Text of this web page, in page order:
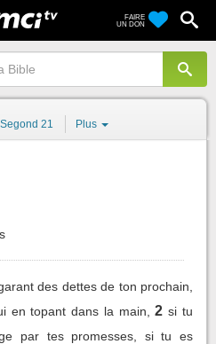
FAIRE
UN DON
Segond 21 Plus
des dettes de ton prochain,
en topant dans la main,
2 si tu
par tes promesses, si tu es